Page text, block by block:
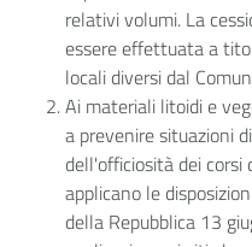
relativi volumi. La
essere effettuata a
locali diversi dal
Ai materiali litoidi e
a prevenire situazioni
dell'officiosità dei corsi
applicano le
della Repubblica 13